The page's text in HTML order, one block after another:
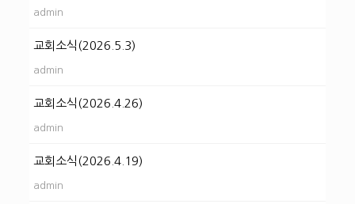
admin
교회소식(2026.5.3)
admin
교회소식(2026.4.26)
admin
교회소식(2026.4.19)
admin